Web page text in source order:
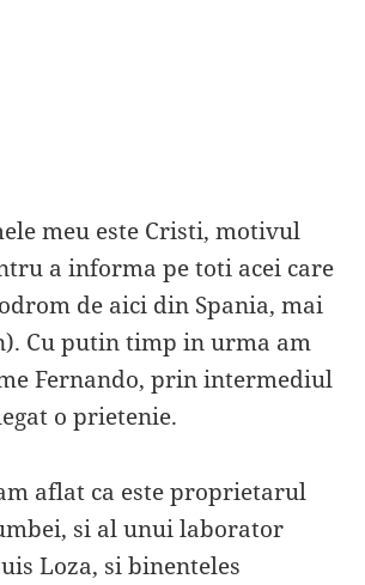
meu este Cristi, motivul
a informa pe toti acei care
de aici din Spania, mai
Cu putin timp in urma am
Fernando, prin intermediul
o prietenie.
aflat ca este proprietarul
si al unui laborator
Loza, si binenteles